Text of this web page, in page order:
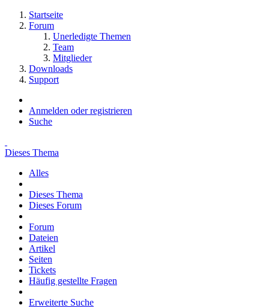
Startseite
Forum
Unerledigte Themen
Team
Mitglieder
Downloads
Support
Anmelden oder registrieren
Suche
Dieses Thema
Alles
Dieses Thema
Dieses Forum
Forum
Dateien
Artikel
Seiten
Tickets
Häufig gestellte Fragen
Erweiterte Suche